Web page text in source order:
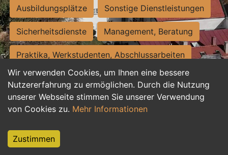
Wir verwenden Cookies, um Ihnen eine bessere
Nutzererfahrung zu ermöglichen. Durch die Nutzung
unserer Webseite stimmen Sie unserer Verwendung
von Cookies zu. Mehr Informationen
Zustimmen
Ausbildungsplätze Sonstige Dienstleistungen
Sicherheitsdienste Management, Beratung
Praktika, Werkstudenten, Abschlussarbeiten
Personalwesen Assistenz, Sekretariat
Hilfskräfte, Aushilfs- und Nebenjobs
Weiterbildung, Studium, duale Ausbildung